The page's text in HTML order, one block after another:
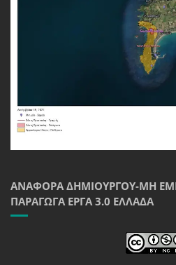
ΑΝΑΦΟΡΆ ΔΗΜΙΟΥΡΓΟΎ-ΜΗ
ΠΑΡΆΓΩΓΑ ΈΡΓΑ 3.0 ΕΛΛΆΔΑ